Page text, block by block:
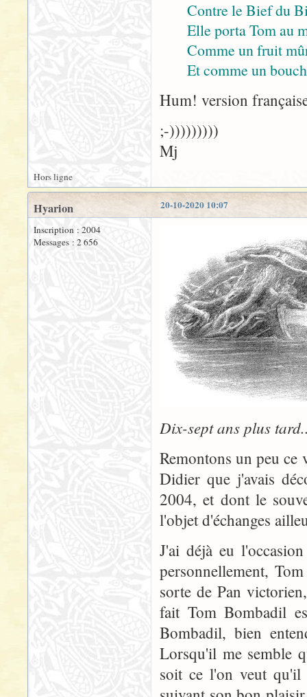
Contre le Bief du
Elle porta Tom au
Comme un fruit
Et comme un
Hum! version
;-)))))))))
Mj
Hors ligne
20-10-2020 10:07
Hyarion
Inscription : 2004
Messages : 2 656
Dix-sept ans plus
Remontons un peu
Didier que j'avais
2004, et dont le
l'objet d'échanges
J'ai déjà eu
personnellement,
sorte de Pan
fait Tom Bombadil
Bombadil, bien
Lorsqu'il me semble
soit ce l'on veut qu'il